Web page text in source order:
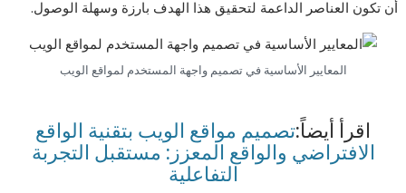
أن تكون العناصر الداعمة لتحقيق هذا الهدف بارزة وسهلة الوصول.
المعايير الأساسية في تصميم واجهة المستخدم لمواقع الويب
اقرأ أيضاً:تصميم مواقع الويب بتقنية الواقع
الافتراضي والواقع المعزز: مستقبل التجربة
التفاعلية